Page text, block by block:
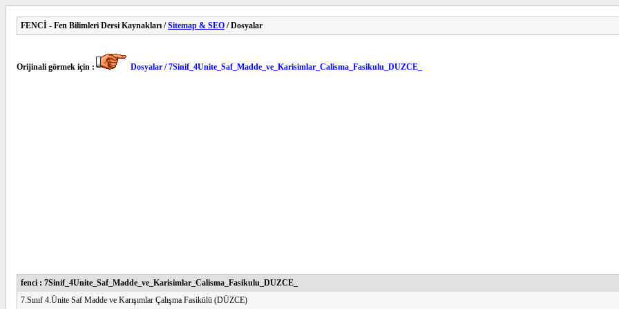
FENCİ - Fen Bilimleri Dersi Kaynakları /Sitemap & SEO / Dosyalar
Orijinali görmek için : Dosyalar / 7Sinif_4Unite_Saf_Madde_ve_Karisimlar_Calisma_Fasikulu_DUZCE_
fenci : 7Sinif_4Unite_Saf_Madde_ve_Karisimlar_Calisma_Fasikulu_DUZCE_
7.Sınıf 4.Ünite Saf Madde ve Karışımlar Çalışma Fasikülü (DÜZCE)